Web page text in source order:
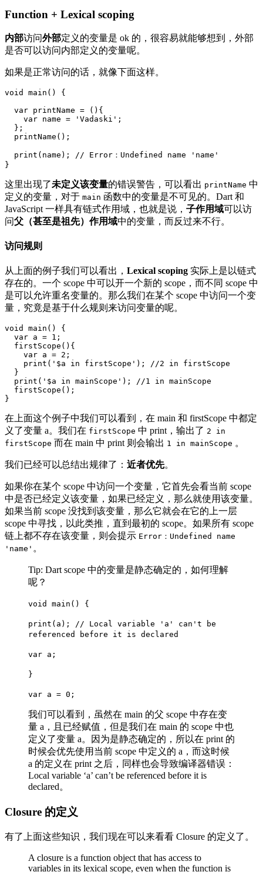
Function + Lexical scoping
内部访问外部定义的变量是 ok 的，很容易就能够想到，外部
是否可以访问内部定义的变量呢。
如果是正常访问的话，就像下面这样。
void main() {
  var printName = (){
    var name = 'Vadaski';
  };
  printName();
  print(name); // Error：Undefined name 'name'
}
这里出现了未定义该变量的错误警告，可以看出 printName 中
定义的变量，对于 main 函数中的变量是不可见的。Dart 和
JavaScript 一样具有链式作用域，也就是说， 子作用域可以访
问父（甚至是祖先）作用域中的变量，而反过来不行。
访问规则
从上面的例子我们可以看出， Lexical scoping 实际上是以链式
存在的。一个 scope 中可以开一个新的 scope，而不同 scope 中
是可以允许重名变量的。那么我们在某个 scope 中访问一个变
量，究竟是基于什么规则来访问变量的呢。
void main() {
  var a = 1;
  firstScope(){
    var a = 2;
    print('$a in firstScope'); //2 in firstScope
  }
  print('$a in mainScope'); //1 in mainScope
  firstScope();
}
在上面这个例子中我们可以看到，在 main 和 firstScope 中都定
义了变量 a。我们在 firstScope 中 print，输出了 2 in
firstScope 而在 main 中 print 则会输出 1 in mainScope 。
我们已经可以总结出规律了： 近者优先。
如果你在某个 scope 中访问一个变量，它首先会看当前 scope
中是否已经定义该变量，如果已经定义，那么就使用该变量。
如果当前 scope 没找到该变量，那么它就会在它的上一层
scope 中寻找，以此类推，直到最初的 scope。如果所有 scope
链上都不存在该变量，则会提示 Error：Undefined name
'name' 。
Tip: Dart scope 中的变量是静态确定的，如何理解
呢？
void main() {
print(a); // Local variable 'a' can't be
referenced before it is declared
var a;
}
var a = 0;
我们可以看到，虽然在 main 的父 scope 中存在变
量 a，且已经赋值，但是我们在 main 的 scope 中也
定义了变量 a。因为是静态确定的，所以在 print 的
时候会优先使用当前 scope 中定义的 a，而这时候
a 的定义在 print 之后，同样也会导致编译器错误：
Local variable ‘a’ can’t be referenced before it is
declared。
Closure 的定义
有了上面这些知识，我们现在可以来看看 Closure 的定义了。
A closure is a function object that has access to
variables in its lexical scope, even when the function is